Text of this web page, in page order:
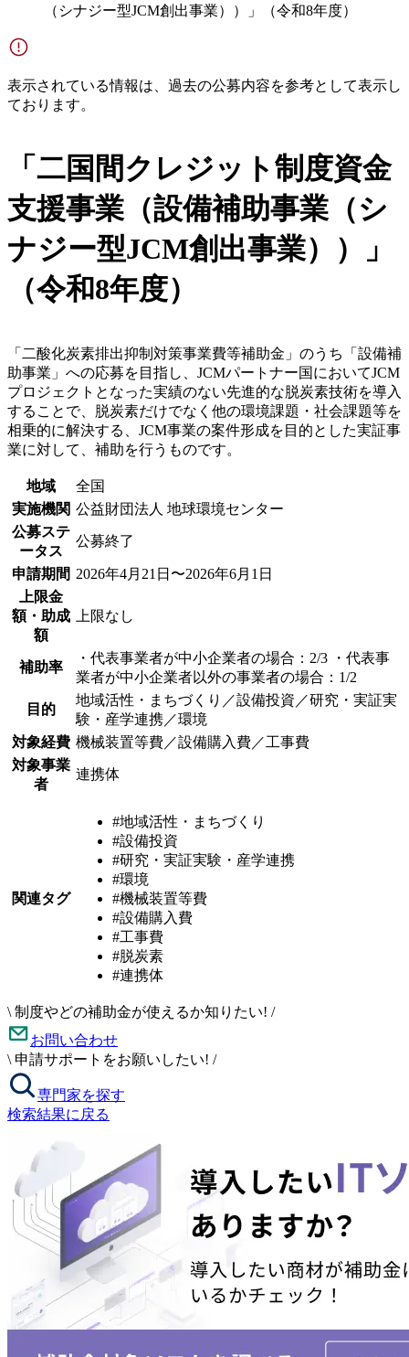
（シナジー型JCM創出事業））」（令和8年度）
表示されている情報は、過去の公募内容を参考として表示し
ております。
「二国間クレジット制度資金
支援事業（設備補助事業（シ
ナジー型JCM創出事業））」
（令和8年度）
「二酸化炭素排出抑制対策事業費等補助金」のうち「設備補
助事業」への応募を目指し、JCMパートナー国においてJCM
プロジェクトとなった実績のない先進的な脱炭素技術を導入
することで、脱炭素だけでなく他の環境課題・社会課題等を
相乗的に解決する、JCM事業の案件形成を目的とした実証事
業に対して、補助を行うものです。
地域
全国
実施機関 公益財団法人 地球環境センター
公募ステ
ータス
公募終了
申請期間 2026年4月21日〜2026年6月1日
上限金
額・助成
額
上限なし
補助率
・代表事業者が中小企業者の場合：2/3 ・代表事
業者が中小企業者以外の事業者の場合：1/2
目的
地域活性・まちづくり／設備投資／研究・実証実
験・産学連携／環境
対象経費 機械装置等費／設備購入費／工事費
対象事業
者
連携体
関連タグ
#地域活性・まちづくり
#設備投資
#研究・実証実験・産学連携
#環境
#機械装置等費
#設備購入費
#工事費
#脱炭素
#連携体
\ 制度やどの補助金が使えるか知りたい! /
お問い合わせ
\ 申請サポートをお願いしたい! /
専門家を探す
検索結果に戻る